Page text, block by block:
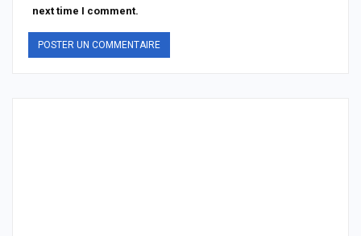
next time I comment.